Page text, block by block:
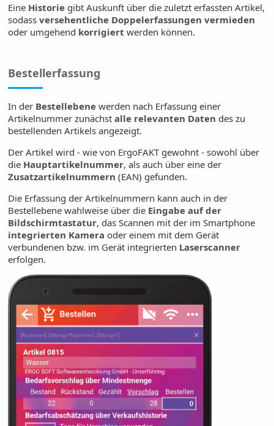
Eine Historie gibt Auskunft über die zuletzt erfassten Artikel,
sodassversehentliche Doppelerfassungen vermieden
oder umgehend korrigiert werden können.
Bestellerfassung
In der Bestellebene werden nach Erfassung einer
Artikelnummer zunächstalle relevanten Daten des zu
bestellenden Artikels angezeigt.
Der Artikel wird - wie von ErgoFAKT gewohnt - sowohl über
die Hauptartikelnummer, als auch über eine der
Zusatzartikelnummern (EAN) gefunden.
Die Erfassung der Artikelnummern kann auch in der
Bestellebene wahlweise über die Eingabe auf der
Bildschirmtastatur, das Scannen mit der im Smartphone
integrierten Kamera oder einem mit dem Gerät
verbundenen bzw. im Gerät integrierten Laserscanner
erfolgen.